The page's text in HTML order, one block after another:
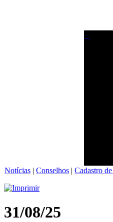
Notícias | Conselhos | Cadastro
31/08/25